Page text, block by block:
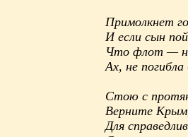
Примолкнет
И если сын
Что флот —
Ах, не
Стою с
Верните
Для